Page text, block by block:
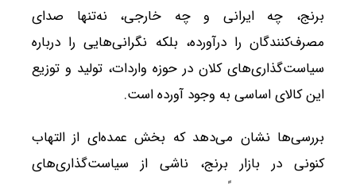
برنج، چه ایرانی و چه خارجی، نه‌تنها صدای
مصرف‌کنندگان را درآورده، بلکه نگرانی‌هایی را درباره
سیاست‌گذاری‌های کلان در حوزه واردات، تولید و توزیع
این کالای اساسی به وجود آورده است.
بررسی‌ها نشان می‌دهد که بخش عمده‌ای از التهاب
کنونی در بازار برنج، ناشی از سیاست‌گذاری‌های